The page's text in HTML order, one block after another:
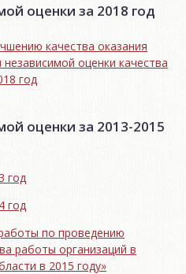
оценки за 2018 год
качества оказания
оценки качества
год
оценки за 2013-2015
год
год
по проведению
работы организаций в
в 2015 году»